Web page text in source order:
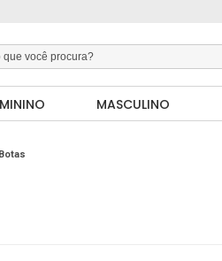
MASCULINO
Botas